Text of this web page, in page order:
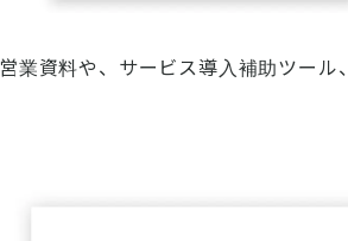
営業資料や、サービス導入補助ツール